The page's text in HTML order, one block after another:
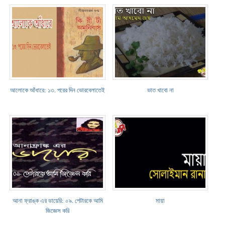
আলোকে আঁধারে: ১৩. পরের দিন ভোরবেলাতেই ভাত খাবো না
আনা ফ্রাঙ্ক এর ডায়েরি: ০৯. পেটারকে আমি
জিজ্ঞেস করি
মায়া